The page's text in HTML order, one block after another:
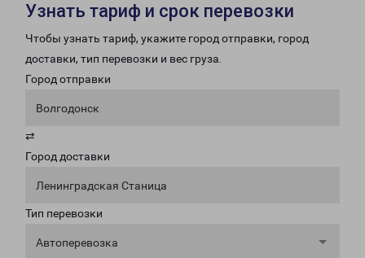
Узнать тариф и срок перевозки
Чтобы узнать тариф, укажите город отправки, город
доставки, тип перевозки и вес груза.
Город отправки
Волгодонск
⇄
Город доставки
Ленинградская Станица
Тип перевозки
Автоперевозка